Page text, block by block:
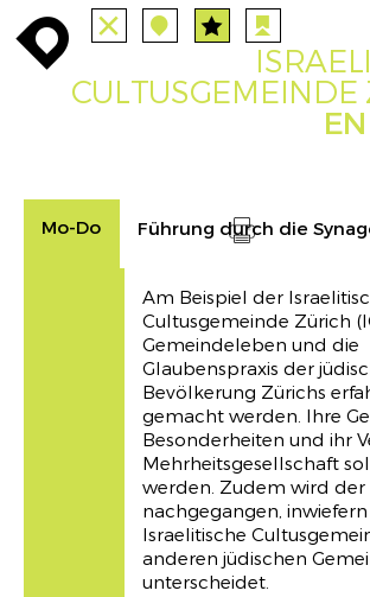
enroute enroute ALLE station STATIONEN
EVENTS FILTER enroute
close station angebote anreise
CULTUSGEMEINDE
Mo-Do Führung durch die
Am Beispiel der
Cultusgemeinde Zürich
Gemeindeleben und die
Glaubenspraxis der
Bevölkerung Zürichs
gemacht werden. Ihre
Besonderheiten und ihr
Mehrheitsgesellschaft
werden. Zudem wird der
nachgegangen,
Israelitische
anderen jüdischen
unterscheidet.